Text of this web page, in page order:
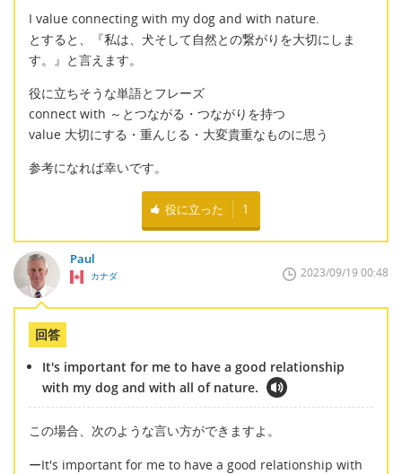
I value connecting with my dog and with nature.
とすると、『私は、犬そして自然との繋がりを大切にしま
す。』と言えます。
役に立ちそうな単語とフレーズ
connect with ～とつながる・つながりを持つ
value 大切にする・重んじる・大変貴重なものに思う
参考になれば幸いです。
役に立った 1
Paul
カナダ 2023/09/19 00:48
回答
It's important for me to have a good relationship
with my dog and with all of nature.
この場合、次のような言い方ができますよ。
ーIt's important for me to have a good relationship with